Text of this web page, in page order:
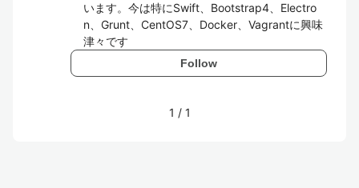
います。今は特にSwift、Bootstrap4、Electro
n、Grunt、CentOS7、Docker、Vagrantに興味
津々です
Follow
1 / 1